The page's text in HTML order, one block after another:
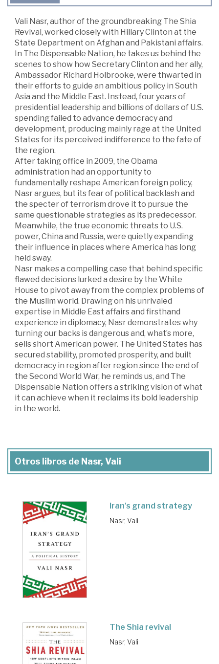
Vali Nasr, author of the groundbreaking The Shia
Revival, worked closely with Hillary Clinton at the
State Department on Afghan and Pakistani affairs.
In The Dispensable Nation, he takes us behind the
scenes to show how Secretary Clinton and her ally,
Ambassador Richard Holbrooke, were thwarted in
their efforts to guide an ambitious policy in South
Asia and the Middle East. Instead, four years of
presidential leadership and billions of dollars of U.S.
spending failed to advance democracy and
development, producing mainly rage at the United
States for its perceived indifference to the fate of
the region.
After taking office in 2009, the Obama
administration had an opportunity to
fundamentally reshape American foreign policy,
Nasr argues, but its fear of political backlash and
the specter of terrorism drove it to pursue the
same questionable strategies as its predecessor.
Meanwhile, the true economic threats to U.S.
power, China and Russia, were quietly expanding
their influence in places where America has long
held sway.
Nasr makes a compelling case that behind specific
flawed decisions lurked a desire by the White
House to pivot away from the complex problems of
the Muslim world. Drawing on his unrivaled
expertise in Middle East affairs and firsthand
experience in diplomacy, Nasr demonstrates why
turning our backs is dangerous and, what’s more,
sells short American power. The United States has
secured stability, promoted prosperity, and built
democracy in region after region since the end of
the Second World War, he reminds us, and The
Dispensable Nation offers a striking vision of what
it can achieve when it reclaims its bold leadership
in the world.
Otros libros de Nasr, Vali
Iran's grand strategy
Nasr, Vali
The Shia revival
Nasr, Vali